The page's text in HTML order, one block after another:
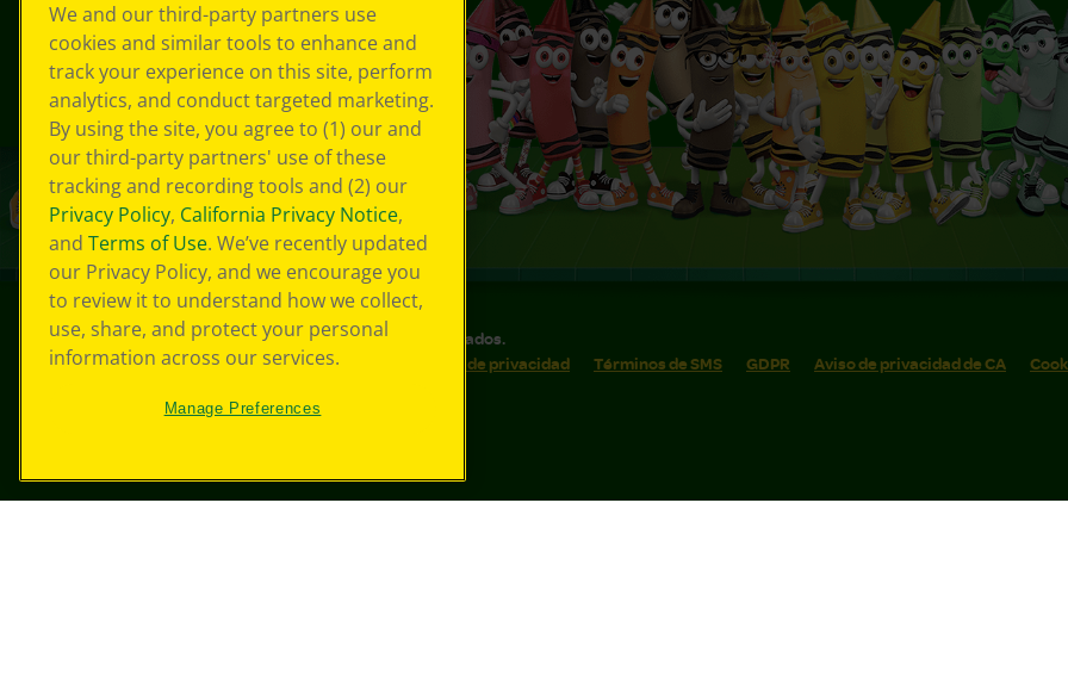
© 2026 Crayola® Todos los derechos reservados.
Sus opciones de privacidad
Política de privacidad Términos de SMS GDPR Aviso de privacidad de CA
We and our third-party partners use
cookies and similar tools to enhance and
track your experience on this site, perform
analytics, and conduct targeted marketing.
By using the site, you agree to (1) our and
our third-party partners' use of these
tracking and recording tools and (2) our
Privacy Policy, California Privacy Notice,
and Terms of Use. We’ve recently updated
our Privacy Policy, and we encourage you
to review it to understand how we collect,
use, share, and protect your personal
information across our services.
Manage Preferences